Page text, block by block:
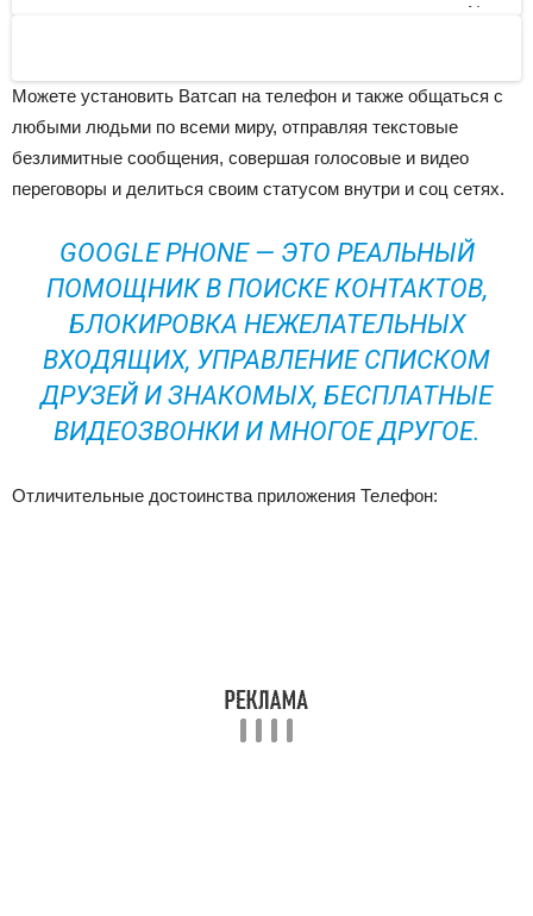
Next
Можете установить Ватсап на телефон и также общаться с
любыми людьми по всеми миру, отправляя текстовые
безлимитные сообщения, совершая голосовые и видео
переговоры и делиться своим статусом внутри и соц сетях.
GOOGLE PHONE — ЭТО РЕАЛЬНЫЙ
ПОМОЩНИК В ПОИСКЕ КОНТАКТОВ,
БЛОКИРОВКА НЕЖЕЛАТЕЛЬНЫХ
ВХОДЯЩИХ, УПРАВЛЕНИЕ СПИСКОМ
ДРУЗЕЙ И ЗНАКОМЫХ, БЕСПЛАТНЫЕ
ВИДЕОЗВОНКИ И МНОГОЕ ДРУГОЕ.
Отличительные достоинства приложения Телефон: